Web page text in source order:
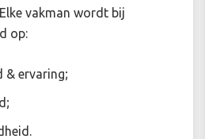
vakman wordt bij
op:
& ervaring;